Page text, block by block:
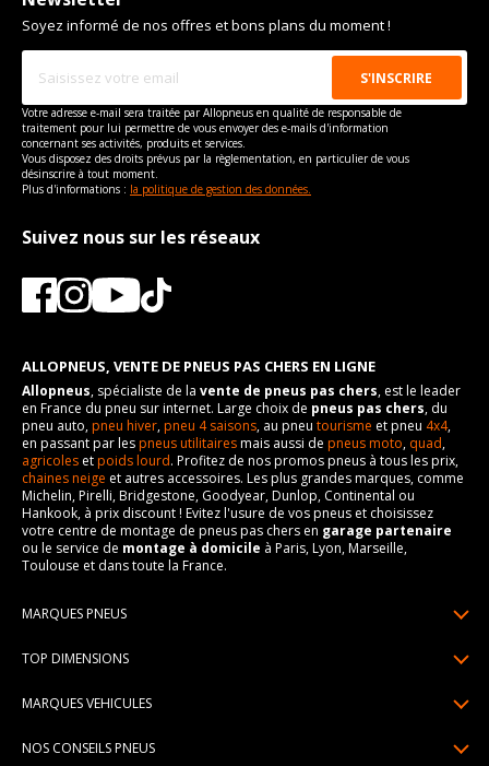
Soyez informé de nos offres et bons plans du moment !
Votre adresse e-mail sera traitée par Allopneus en qualité de responsable de
traitement pour lui permettre de vous envoyer des e-mails d'information
concernant ses activités, produits et services.
Vous disposez des droits prévus par la règlementation, en particulier de vous
désinscrire à tout moment.
Plus d'informations : la politique de gestion des données.
Suivez nous sur les réseaux
ALLOPNEUS, VENTE DE PNEUS PAS CHERS EN LIGNE
Allopneus, spécialiste de la vente de pneus pas chers, est le leader
en France du pneu sur internet. Large choix de pneus pas chers, du
pneu auto,pneu hiver,pneu 4 saisons, au pneu tourisme et pneu 4x4,
en passant par lespneus utilitairesmais aussi de pneus moto, quad,
agricoles etpoids lourd. Profitez de nos promos pneus à tous les prix,
chaines neige et autres accessoires. Les plus grandes marques, comme
Michelin, Pirelli, Bridgestone, Goodyear, Dunlop, Continental ou
Hankook, à prix discount ! Evitez l'usure de vos pneus et choisissez
votre centre de montage de pneus pas chers en garage partenaire
ou le service de montage à domicile à Paris, Lyon, Marseille,
Toulouse et dans toute la France.
MARQUES PNEUS
Pneus Continental
TOP DIMENSIONS
195/65R15
MARQUES VEHICULES
NOS CONSEILS PNEUS